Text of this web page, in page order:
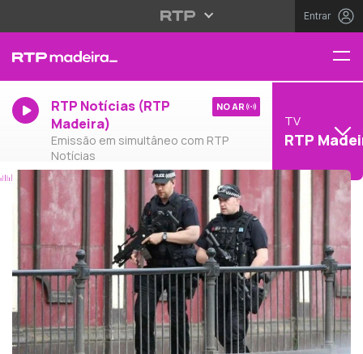
Entrar
RTP Notícias (RTP
Madeira)
Emissão em simultâneo com RTP
Notícias
NO AR
TV
RTP